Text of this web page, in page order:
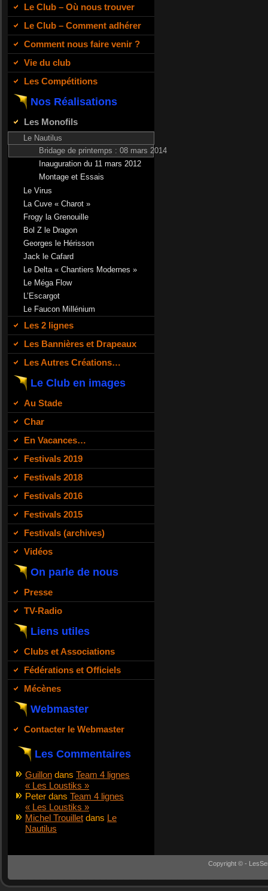
Le Club – Où nous trouver
Le Club – Comment adhérer
Comment nous faire venir ?
Vie du club
Les Compétitions
Nos Réalisations
Les Monofils
Le Nautilus
Bridage de printemps : 08 mars 2014
Inauguration du 11 mars 2012
Montage et Essais
Le Virus
La Cuve « Charot »
Frogy la Grenouille
Bol Z le Dragon
Georges le Hérisson
Jack le Cafard
Le Delta « Chantiers Modernes »
Le Méga Flow
L’Escargot
Le Faucon Millénium
Les 2 lignes
Les Bannières et Drapeaux
Les Autres Créations…
Le Club en images
Au Stade
Char
En Vacances…
Festivals 2019
Festivals 2018
Festivals 2016
Festivals 2015
Festivals (archives)
Vidéos
On parle de nous
Presse
TV-Radio
Liens utiles
Clubs et Associations
Fédérations et Officiels
Mécènes
Webmaster
Contacter le Webmaster
Les Commentaires
Guillon dans Team 4 lignes
« Les Loustiks »
Peter dans Team 4 lignes
« Les Loustiks »
Michel Trouillet dans Le
Nautilus
Copyright © -